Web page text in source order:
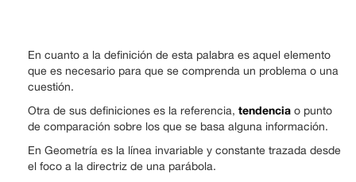
En cuanto a la definición de esta palabra es aquel elemento
que es necesario para que se comprenda un problema o una
cuestión.
Otra de sus definiciones es la referencia, tendencia o punto
de comparación sobre los que se basa alguna información.
En Geometría es la línea invariable y constante trazada desde
el foco a la directriz de una parábola.